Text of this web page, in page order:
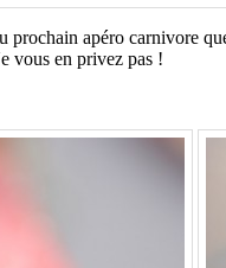
prochain apéro carnivore
vous en privez pas !